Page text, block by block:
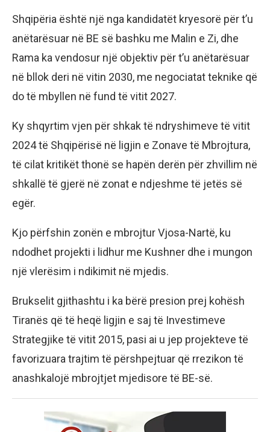
Shqipëria është një nga kandidatët kryesorë për t’u
anëtarësuar në BE së bashku me Malin e Zi, dhe
Rama ka vendosur një objektiv për t’u anëtarësuar
në bllok deri në vitin 2030, me negociatat teknike që
do të mbyllen në fund të vitit 2027.
Ky shqyrtim vjen për shkak të ndryshimeve të vitit
2024 të Shqipërisë në ligjin e Zonave të Mbrojtura,
të cilat kritikët thonë se hapën derën për zhvillim në
shkallë të gjerë në zonat e ndjeshme të jetës së
egër.
Kjo përfshin zonën e mbrojtur Vjosa-Nartë, ku
ndodhet projekti i lidhur me Kushner dhe i mungon
një vlerësim i ndikimit në mjedis.
Brukselit gjithashtu i ka bërë presion prej kohësh
Tiranës që të heqë ligjin e saj të Investimeve
Strategjike të vitit 2015, pasi ai u jep projekteve të
favorizuara trajtim të përshpejtuar që rrezikon të
anashkalojë mbrojtjet mjedisore të BE-së.